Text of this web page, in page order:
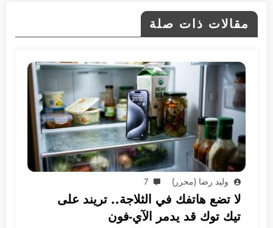
مقالات ذات صلة
وليد رضا (محرر) 7
لا تضع هاتفك في الثلاجة.. تريند على
تيك توك قد يدمر الآي-فون